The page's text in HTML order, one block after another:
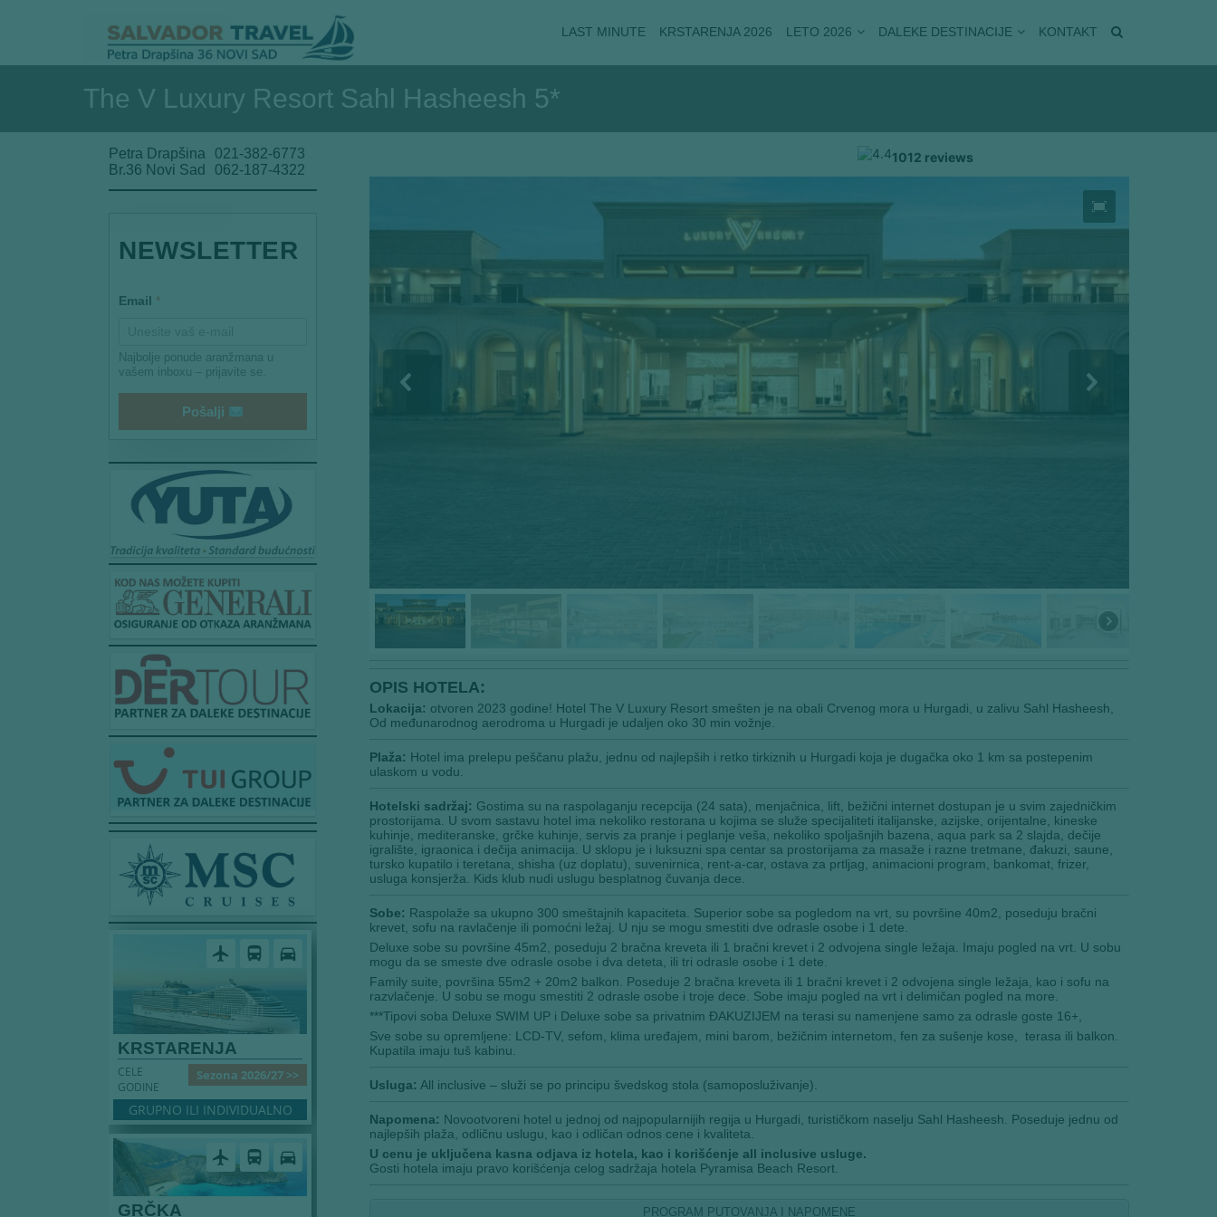
LAST MINUTE KRSTARENJA 2026 LETO 2026 DALEKE DESTINACIJE KONTAKT
The V Luxury Resort Sahl Hasheesh 5*
OPIS HOTELA:
Lokacija: otvoren 2023 godine! Hotel The V Luxury Resort smešten je na obali Crvenog mora u Hurgadi, u zalivu Sahl Hasheesh,
Od međunarodnog aerodroma u Hurgadi je udaljen oko 30 min vožnje.
Plaža: Hotel ima prelepu peščanu plažu, jednu od najlepših i retko tirkiznih u Hurgadi koja je dugačka oko 1 km sa postepenim
ulaskom u vodu.
Hotelski sadržaj: Gostima su na raspolaganju recepcija (24 sata), menjačnica, lift, bežični internet dostupan je u svim zajedničkim
prostorijama. U svom sastavu hotel ima nekoliko restorana u kojima se služe specijaliteti italijanske, azijske, orijentalne, kineske
kuhinje, mediteranske, grčke kuhinje, servis za pranje i peglanje veša, nekoliko spoljašnjih bazena, aqua park sa 2 slajda, dečije
igralište, igraonica i dečija animacija. U sklopu je i luksuzni spa centar sa prostorijama za masaže i razne tretmane, đakuzi, saune,
tursko kupatilo i teretana, shisha (uz doplatu), suvenirnica, rent-a-car, ostava za prtljag, animacioni program, bankomat, frizer,
usluga konsjerža. Kids klub nudi uslugu besplatnog čuvanja dece.
Sobe: Raspolaže sa ukupno 300 smeštajnih kapaciteta. Superior sobe sa pogledom na vrt, su površine 40m2, poseduju bračni
krevet, sofu na ravlačenje ili pomoćni ležaj. U nju se mogu smestiti dve odrasle osobe i 1 dete.
Deluxe sobe su površine 45m2, poseduju 2 bračna kreveta ili 1 bračni krevet i 2 odvojena single ležaja. Imaju pogled na vrt. U sobu
mogu da se smeste dve odrasle osobe i dva deteta, ili tri odrasle osobe i 1 dete.
Family suite, površina 55m2 + 20m2 balkon. Poseduje 2 bračna kreveta ili 1 bračni krevet i 2 odvojena single ležaja, kao i sofu na
razvlačenje. U sobu se mogu smestiti 2 odrasle osobe i troje dece. Sobe imaju pogled na vrt i delimičan pogled na more.
***Tipovi soba Deluxe SWIM UP i Deluxe sobe sa privatnim ĐAKUZIJEM na terasi su namenjene samo za odrasle goste 16+,
Sve sobe su opremljene: LCD-TV, sefom, klima uređajem, mini barom, bežičnim internetom, fen za sušenje kose, terasa ili balkon.
Kupatila imaju tuš kabinu.
Usluga: All inclusive – služi se po principu švedskog stola (samoposluživanje).
Napomena: Novootvoreni hotel u jednoj od najpopularnijih regija u Hurgadi, turističkom naselju Sahl Hasheesh. Poseduje jednu od
najlepših plaža, odličnu uslugu, kao i odličan odnos cene i kvaliteta.
U cenu je uključena kasna odjava iz hotela, kao i korišćenje all inclusive usluge.
Gosti hotela imaju pravo korišćenja celog sadržaja hotela Pyramisa Beach Resort.
PROGRAM PUTOVANJA I NAPOMENE
Petra Drapšina
Br.36 Novi Sad
021-382-6773
062-187-4322
NEWSLETTER
E
l
E
m
Email *
Najbolje ponude aranžmana u
vašem inboxu – prijavite se.
Pošalji
airplanemode_active directions_bus directions_car
KRSTARENJA
Sezona 2026/27 >>
CELE
GODINE
GRUPNO ILI INDIVIDUALNO
airplanemode_active directions_bus directions_car
GRČKA